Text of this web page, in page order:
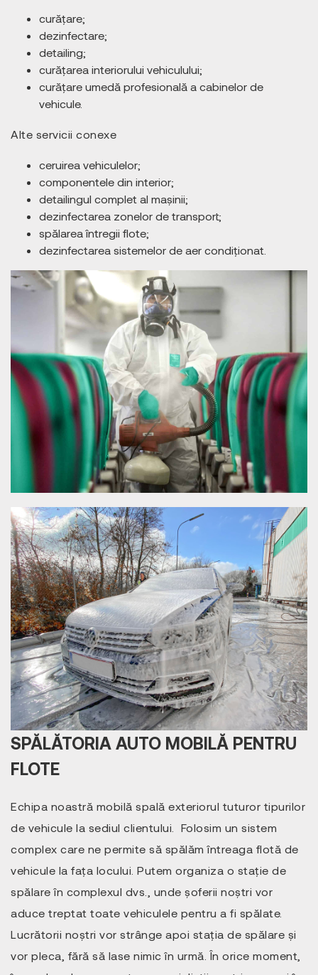
curățare;
dezinfectare;
detailing;
curățarea interiorului vehiculului;
curățare umedă profesională a cabinelor de
vehicule.
Alte servicii conexe
ceruirea vehiculelor;
componentele din interior;
detailingul complet al mașinii;
dezinfectarea zonelor de transport;
spălarea întregii flote;
dezinfectarea sistemelor de aer condiționat.
SPĂLĂTORIA AUTO MOBILĂ PENTRU
FLOTE
Echipa noastră mobilă spală exteriorul tuturor tipurilor
de vehicule la sediul clientului. Folosim un sistem
complex care ne permite să spălăm întreaga flotă de
vehicule la fața locului. Putem organiza o stație de
spălare în complexul dvs., unde șoferii noștri vor
aduce treptat toate vehiculele pentru a fi spălate.
Lucrătorii noștri vor strânge apoi stația de spălare și
vor pleca, fără să lase nimic în urmă. În orice moment,